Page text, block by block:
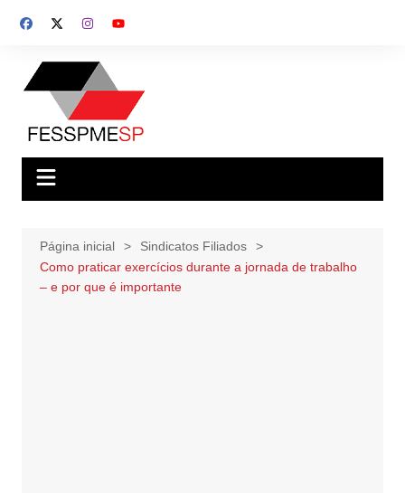
para
conteúdo
Página inicial
Sindicatos Filiados
Como praticar exercícios durante a jornada de trabalho
– e por que é importante